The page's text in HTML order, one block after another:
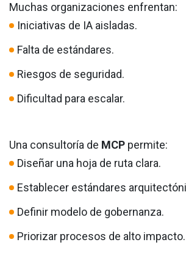
Muchas organizaciones enfrentan:
Iniciativas de IA aisladas.
Falta de estándares.
Riesgos de seguridad.
Dificultad para escalar.
Una consultoría de MCP permite:
Diseñar una hoja de ruta clara.
Establecer estándares
Definir modelo de gobernanza.
Priorizar procesos de alto impacto.